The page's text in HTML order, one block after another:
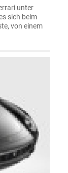
unter
sich beim
von einem